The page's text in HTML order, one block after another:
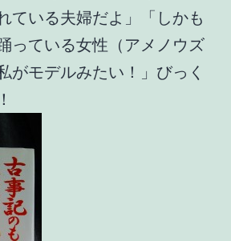
ている夫婦だよ」「しかも
っている女性（アメノウズ
がモデルみたい！」びっく